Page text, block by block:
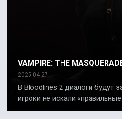
VAMPIRE: THE
2025-04-27
В Bloodlines 2 диалоги будут
игроки не искали